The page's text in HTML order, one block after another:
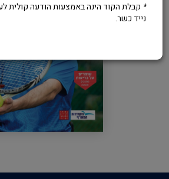
* קבלת הקוד הינה באמצעות הודעה קולית
נייד כשר.